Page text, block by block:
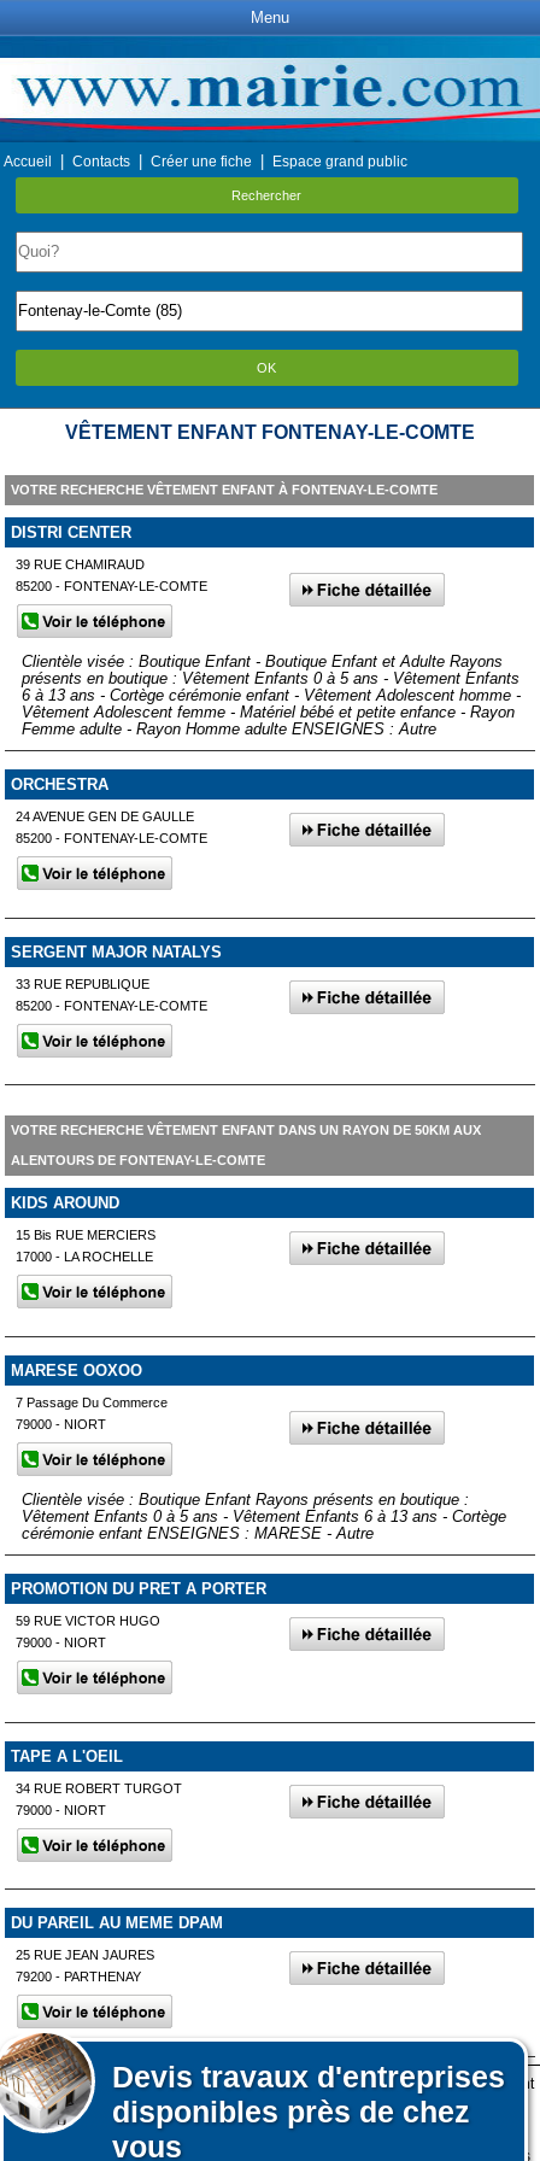
Menu
Accueil Contacts Créer une fiche Espace grand public
Rechercher
OK
VÊTEMENT ENFANT FONTENAY-LE-COMTE
Devis travaux d'entreprises
disponibles près de chez
vous
VOTRE RECHERCHE VÊTEMENT ENFANT À FONTENAY-LE-COMTE
DISTRI CENTER
39 RUE CHAMIRAUD
85200 - FONTENAY-LE-COMTE
Clientèle visée : Boutique Enfant - Boutique Enfant et Adulte Rayons
présents en boutique : Vêtement Enfants 0 à 5 ans - Vêtement Enfants
6 à 13 ans - Cortège cérémonie enfant - Vêtement Adolescent homme -
Vêtement Adolescent femme - Matériel bébé et petite enfance - Rayon
Femme adulte - Rayon Homme adulte ENSEIGNES : Autre
ORCHESTRA
24 AVENUE GEN DE GAULLE
85200 - FONTENAY-LE-COMTE
SERGENT MAJOR NATALYS
33 RUE REPUBLIQUE
85200 - FONTENAY-LE-COMTE
VOTRE RECHERCHE VÊTEMENT ENFANT DANS UN RAYON DE 50KM AUX
ALENTOURS DE FONTENAY-LE-COMTE
KIDS AROUND
15 Bis RUE MERCIERS
17000 - LA ROCHELLE
MARESE OOXOO
7 Passage Du Commerce
79000 - NIORT
Clientèle visée : Boutique Enfant Rayons présents en boutique :
Vêtement Enfants 0 à 5 ans - Vêtement Enfants 6 à 13 ans - Cortège
cérémonie enfant ENSEIGNES : MARESE - Autre
PROMOTION DU PRET A PORTER
59 RUE VICTOR HUGO
79000 - NIORT
TAPE A L'OEIL
34 RUE ROBERT TURGOT
79000 - NIORT
DU PAREIL AU MEME DPAM
25 RUE JEAN JAURES
79200 - PARTHENAY
Afficher plus de prestataires dans un rayon de 50km autour de
Fontenay-le-Comte
Affiner votre recherche
Lors de votre visite sur notre site des fichiers informatiques nommés cookies sont
déposés sur votre terminal. Ces cookies sont utilisés pour la navigation, le
fonctionnement du site et les mesures d'audience pour l'éditeur.
Nous ne collectons pas vos données personnelles au travers des cookies à des